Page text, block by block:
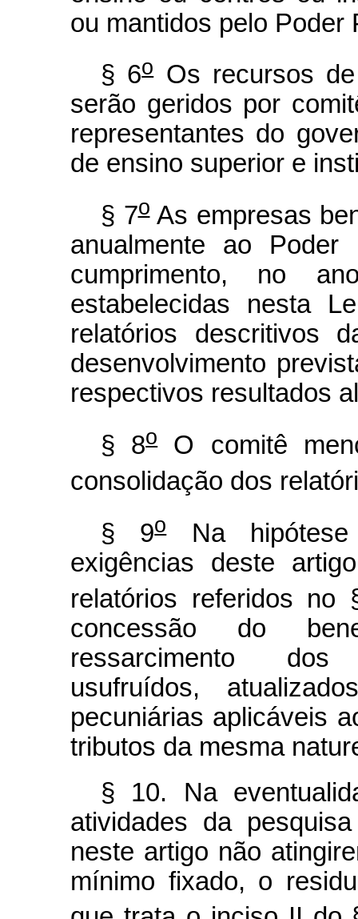
ou mantidos pelo Poder
§ 6oOs recursos
serão geridos por
representantes do
de ensino superior e
§ 7oAs empresas
anualmente ao Poder
cumprimento, no
estabelecidas nesta
relatórios descritivos
desenvolvimento
respectivos resultados
§ 8oO comitê
consolidação dos
§ 9oNa hipótese
exigências deste
relatórios referidos no
concessão do
ressarcimento dos
usufruídos,
pecuniárias aplicáveis
tributos da mesma
§ 10. Na
atividades da
neste artigo não
mínimo fixado, o